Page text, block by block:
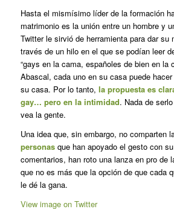
Hasta el mismísimo líder de la formación
matrimonio es la unión entre un hombre y
Twitter le sirvió de herramienta para dar su
través de un hilo en el que se podían leer
“gays en la cama, españoles de bien en la
Abascal, cada uno en su casa puede
su casa. Por lo tanto, la propuesta es
gay… pero en la intimidad. Nada de
vea la gente.
Una idea que, sin embargo, no comparten
personasque han apoyado el gesto con su
comentarios, han roto una lanza en pro de
que no es más que la opción de que cada
le dé la gana.
View image on Twitter